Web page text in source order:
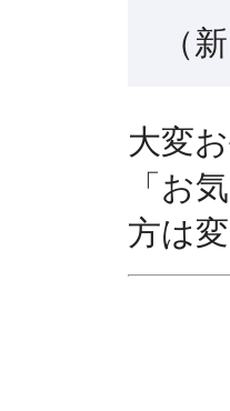
（
大変
「お
方は